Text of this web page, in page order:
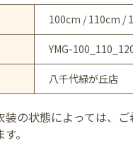
100cm / 110cm /
YMG-
八千代緑が丘店
の状態によっては、
。